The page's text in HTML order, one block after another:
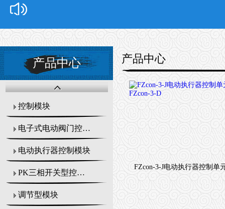
产品中心
控制模块
电子式电动阀门控制器
电动执行器控制模块
PK三相开关型控制模块
调节型模块
产品中心